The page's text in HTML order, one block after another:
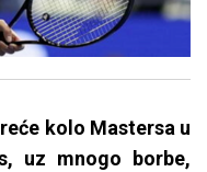
kolo Mastersa u
uz mnogo borbe,